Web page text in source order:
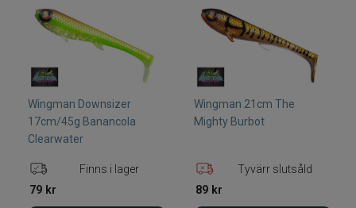
Wingman Downsizer
17cm/45g Banancola
Clearwater
Finns i lager
79 kr
Wingman 21cm The
Mighty Burbot
Tyvärr slutsåld
89 kr